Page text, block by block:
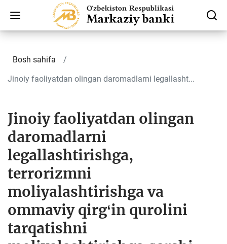
Bosh sahifa
Jinoiy faoliyatdan olingan daromadlarni legallasht...
Jinoiy faoliyatdan olingan
daromadlarni
legallashtirishga,
terrorizmni
moliyalashtirishga va
ommaviy qirgʻin qurolini
tarqatishni